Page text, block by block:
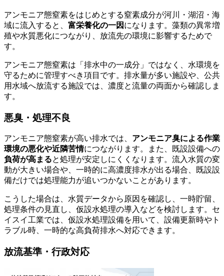
アンモニア態窒素をはじめとする窒素成分が河川・湖沼・海
域に流入すると、 富栄養化の一因 になります。藻類の異常増
殖や水質悪化につながり、放流先の環境に影響するためで
す。
アンモニア態窒素は「排水中の一成分」ではなく、水環境を
守るために管理すべき項目です。排水量が多い施設や、公共
用水域へ放流する施設では、濃度と流量の両面から確認しま
す。
悪臭・処理不良
アンモニア態窒素が高い排水では、 アンモニア臭による作業
環境の悪化や近隣苦情につながります。また、既設設備への
負荷が高まると処理が安定しにくくなります。流入水質の変
動が大きい場合や、一時的に高濃度排水が出る場合、既設設
備だけでは処理能力が追いつかないことがあります。
こうした場合は、水質データから原因を確認し、一時貯留、
処理条件の見直し、仮設水処理の導入などを検討します。セ
イスイ工業では、仮設水処理設備を用いて、設備更新時やト
ラブル時、一時的な高負荷排水へ対応できます。
放流基準・行政対応